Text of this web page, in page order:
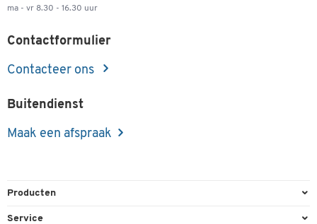
ma - vr 8.30 - 16.30 uur
Contactformulier
Contacteer ons
Buitendienst
Maak een afspraak
Producten
Kantoorbenodigdheden
Service